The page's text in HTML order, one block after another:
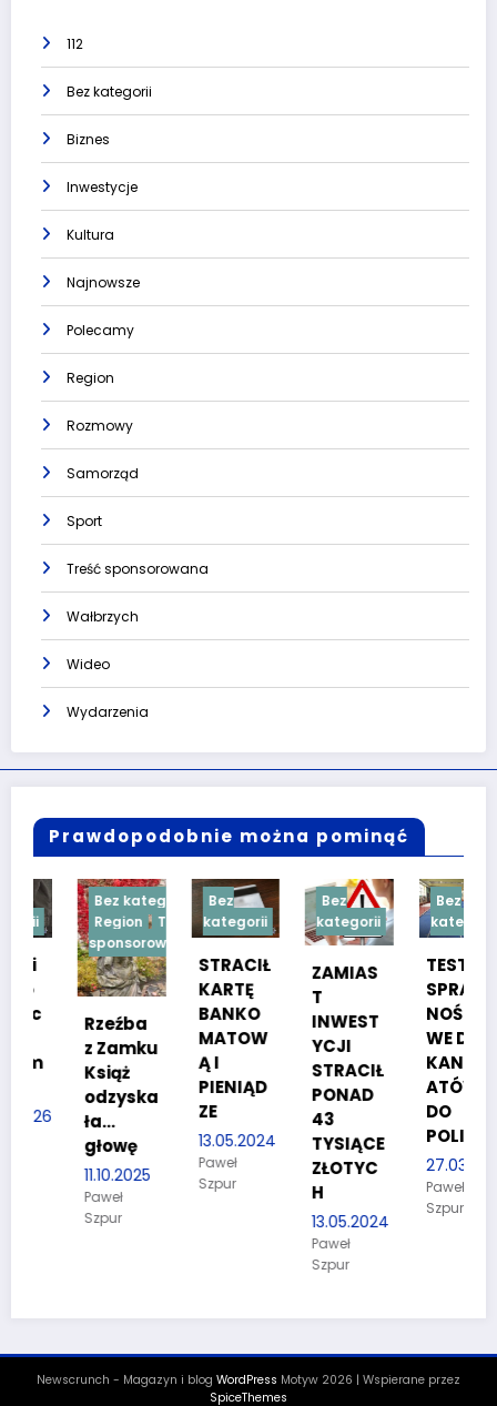
112
Bez kategorii
Biznes
Inwestycje
Kultura
Najnowsze
Polecamy
Region
Rozmowy
Samorząd
Sport
Treść sponsorowana
Wałbrzych
Wideo
Wydarzenia
Prawdopodobnie można pominąć
Bez kategorii
Region
Treść
sponsorowana
Rzeźba
z Zamku
Książ
odzyska
ła…
głowę
11.10.2025
Bez
kategorii
STRACIŁ
KARTĘ
BANKO
MATOW
PIENIĄD
13.05.2024
Bez
kategorii
ZAMIAS
INWEST
STRACIŁ
PONAD
TYSIĄCE
ZŁOTYC
13.05.2024
Bez
kategorii
TESTY
SPRAW
NOŚCIO
WE DLA
KANDYD
ATÓW
POLICJI
27.03.2024
Newscrunch - Magazyn i blog WordPress Motyw 2026 | Wspierane przez
SpiceThemes